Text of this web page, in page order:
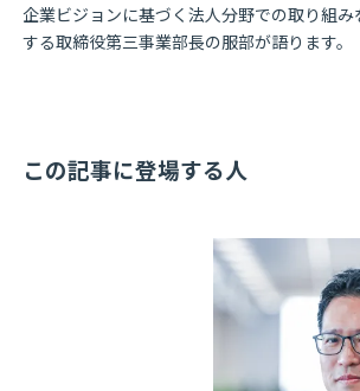
企業ビジョンに基づく法人分野での取り組
する取締役第三事業部長の服部が語ります。
この記事に登場する人